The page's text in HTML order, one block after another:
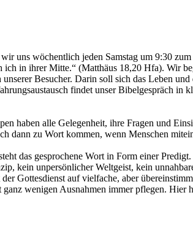
uns wöchentlich jeden Samstag um 9:30
ich in ihrer Mitte.“ (Matthäus 18,20 Hfa). Wir
Besucher. Darin soll sich das Leben
findet unser Bibelgespräch
haben alle Gelegenheit, ihre Fragen und
dann zu Wort kommen, wenn Menschen
das gesprochene Wort in Form einer
kein unpersönlicher Weltgeist, kein
Gottesdienst auf vielfache, aber
wenigen Ausnahmen immer pflegen.